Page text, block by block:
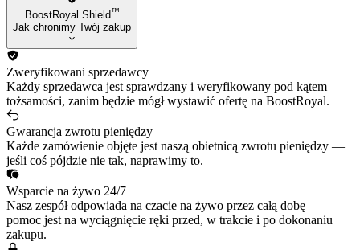
BoostRoyal Shield™
Jak chronimy Twój zakup
Zweryfikowani sprzedawcy
Każdy sprzedawca jest sprawdzany i weryfikowany pod kątem
tożsamości, zanim będzie mógł wystawić ofertę na BoostRoyal.
Gwarancja zwrotu pieniędzy
Każde zamówienie objęte jest naszą obietnicą zwrotu pieniędzy —
jeśli coś pójdzie nie tak, naprawimy to.
Wsparcie na żywo 24/7
Nasz zespół odpowiada na czacie na żywo przez całą dobę —
pomoc jest na wyciągnięcie ręki przed, w trakcie i po dokonaniu
zakupu.